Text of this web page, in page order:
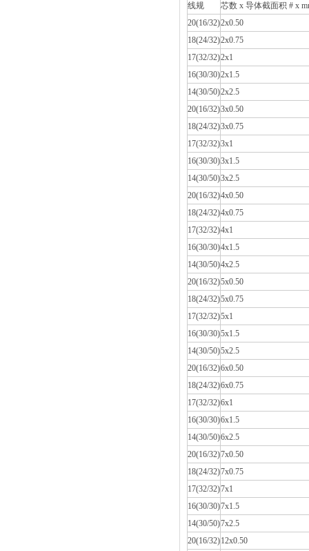
线规
芯数 x 导体截面积 # x
20(16/32)2x0.50
18(24/32)2x0.75
17(32/32)2x1
16(30/30)2x1.5
14(30/50)2x2.5
20(16/32)3x0.50
18(24/32)3x0.75
17(32/32)3x1
16(30/30)3x1.5
14(30/50)3x2.5
20(16/32)4x0.50
18(24/32)4x0.75
17(32/32)4x1
16(30/30)4x1.5
14(30/50)4x2.5
20(16/32)5x0.50
18(24/32)5x0.75
17(32/32)5x1
16(30/30)5x1.5
14(30/50)5x2.5
20(16/32)6x0.50
18(24/32)6x0.75
17(32/32)6x1
16(30/30)6x1.5
14(30/50)6x2.5
20(16/32)7x0.50
18(24/32)7x0.75
17(32/32)7x1
16(30/30)7x1.5
14(30/50)7x2.5
20(16/32)12x0.50